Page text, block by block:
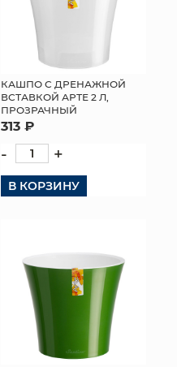
КАШПО С ДРЕНАЖНОЙ
ВСТАВКОЙ АРТЕ 2 Л,
ПРОЗРАЧНЫЙ
313 ₽
- +
В КОРЗИНУ